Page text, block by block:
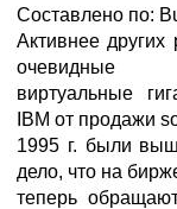
Составлено по:
Активнее
очевидные
виртуальные
IBM от продажи
1995 г. были
дело, что на
теперь